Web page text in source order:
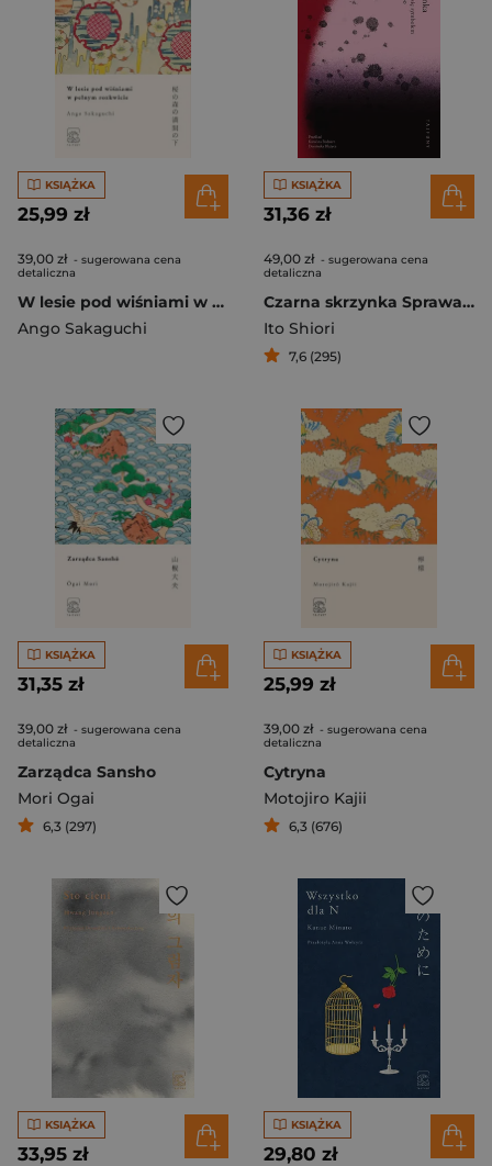
KSIĄŻKA
25,99 zł
39,00 zł - sugerowana cena
detaliczna
W lesie pod wiśniami w pełnym rozkwicie
Ango Sakaguchi
KSIĄŻKA
31,36 zł
49,00 zł - sugerowana cena
detaliczna
Czarna skrzynka Sprawa, która stała się symbolem japońskiego #MeToo
Ito Shiori
7,6 (295)
KSIĄŻKA
31,35 zł
39,00 zł - sugerowana cena
detaliczna
Zarządca Sansho
Mori Ogai
6,3 (297)
KSIĄŻKA
25,99 zł
39,00 zł - sugerowana cena
detaliczna
Cytryna
Motojiro Kajii
6,3 (676)
KSIĄŻKA
33,95 zł
KSIĄŻKA
29,80 zł